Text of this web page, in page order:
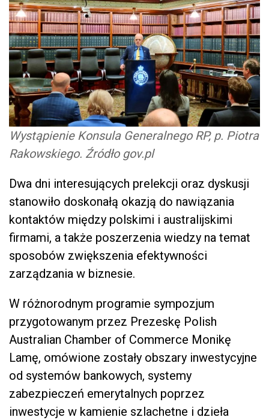
Wystąpienie Konsula Generalnego RP, p. Piotra
Rakowskiego. Źródło gov.pl
Dwa dni interesujących prelekcji oraz dyskusji
stanowiło doskonałą okazją do nawiązania
kontaktów między polskimi i australijskimi
firmami, a także poszerzenia wiedzy na temat
sposobów zwiększenia efektywności
zarządzania w biznesie.
W różnorodnym programie sympozjum
przygotowanym przez Prezeskę Polish
Australian Chamber of Commerce Monikę
Lamę, omówione zostały obszary inwestycyjne
od systemów bankowych, systemy
zabezpieczeń emerytalnych poprzez
inwestycje w kamienie szlachetne i dzieła